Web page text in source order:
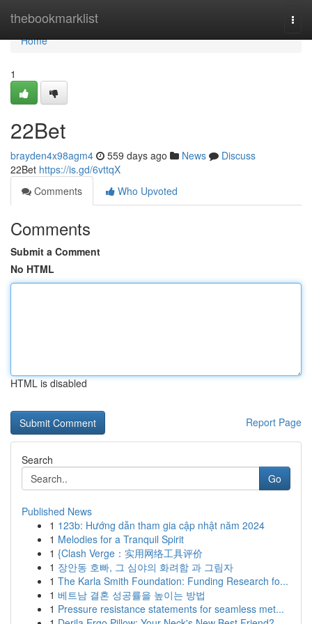
thebookmarklist
Home
Home
1
22Bet
brayden4x98agm4 559 days ago News
Discuss
22Bet https://is.gd/6vttqX
Comments
Who Upvoted
Comments
Submit a Comment
No HTML
HTML is disabled
Report Page
Search
Go
Published News
1 123b: Hướng dẫn tham gia cập nhật năm 2024
1 Melodies for a Tranquil Spirit
1 {Clash Verge：实用网络工具评价
1 장안동 호빠, 그 심야의 화려함 과 그림자
1 The Karla Smith Foundation: Funding Research fo...
1 베트남 결혼 성공률을 높이는 방법
1 Pressure resistance statements for seamless met...